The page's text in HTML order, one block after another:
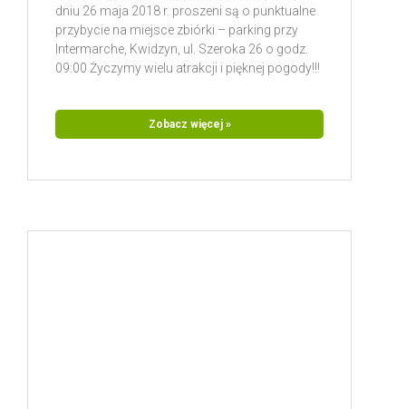
dniu 26 maja 2018 r. proszeni są o punktualne
przybycie na miejsce zbiórki – parking przy
Intermarche, Kwidzyn, ul. Szeroka 26 o godz.
09:00 Życzymy wielu atrakcji i pięknej pogody!!!
Zobacz więcej »